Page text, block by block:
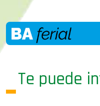
Te puede